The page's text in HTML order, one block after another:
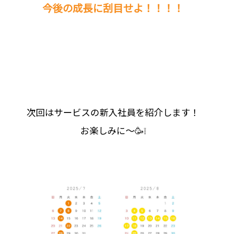
今後の成長に刮目せよ！！！！
次回はサービスの新入社員を紹介します！
お楽しみに～🥳❕